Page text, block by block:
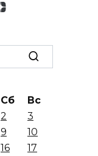
Сб
Вс
2
3
9
10
16
17